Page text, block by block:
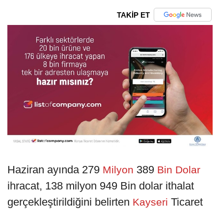
TAKİP ET
Haziran ayında 279 Milyon 389 Bin Dolar
ihracat, 138 milyon 949 Bin dolar ithalat
gerçekleştirildiğini belirten Kayseri Ticaret